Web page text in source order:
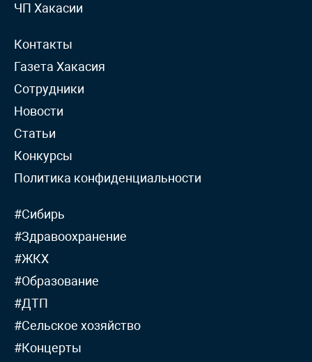
ЧП Хакасии
Контакты
Газета Хакасия
Сотрудники
Новости
Статьи
Конкурсы
Политика конфиденциальности
#Сибирь
#Здравоохранение
#ЖКХ
#Образование
#ДТП
#Сельское хозяйство
#Концерты